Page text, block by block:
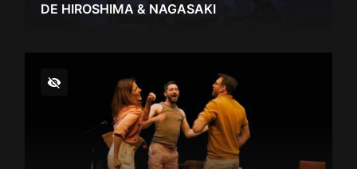
DE HIROSHIMA & NAGASAKI